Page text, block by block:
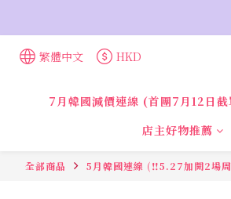
繁體中文 HKD
7月韓國減價連線 (首團7月12日
店主好物推薦
全部商品 5月韓國連線 (‼️5.27加開2場周